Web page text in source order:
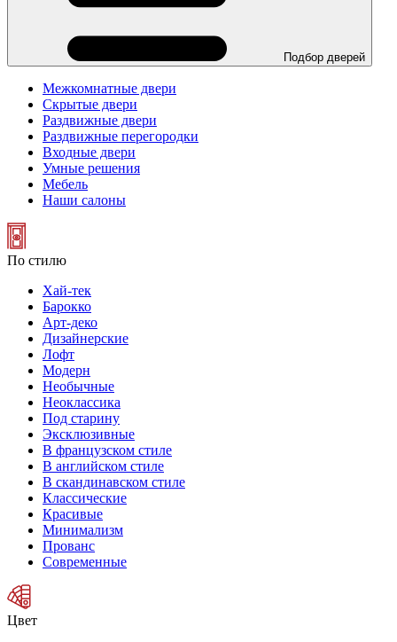
Подбор дверей
Межкомнатные двери
Скрытые двери
Раздвижные двери
Раздвижные перегородки
Входные двери
Умные решения
Мебель
Наши салоны
По стилю
Хай-тек
Барокко
Арт-деко
Дизайнерские
Лофт
Модерн
Необычные
Неоклассика
Под старину
Эксклюзивные
В французском стиле
В английском стиле
В скандинавском стиле
Классические
Красивые
Минимализм
Прованс
Современные
Цвет